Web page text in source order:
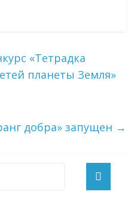
«Тетрадка
планеты Земля»
добра» запущен →